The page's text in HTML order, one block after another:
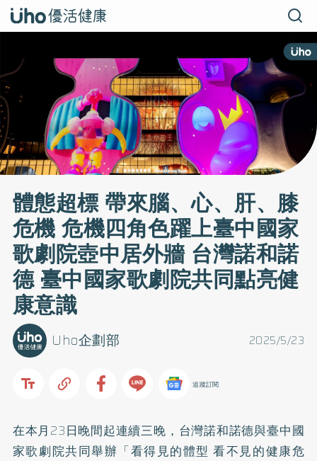
體態超標 帶來腦、心、肝、膝
危機 危機四角色躍上臺中國家
歌劇院壺中居外牆 台灣諾和諾
德 臺中國家歌劇院共同點亮健
康意識
2025/5/23
Uho企劃部
追蹤訂閱
在本月23日晚間起連續三晚，台灣諾和諾德與臺中國
家歌劇院共同舉辦「看得見的體型 看不見的健康危